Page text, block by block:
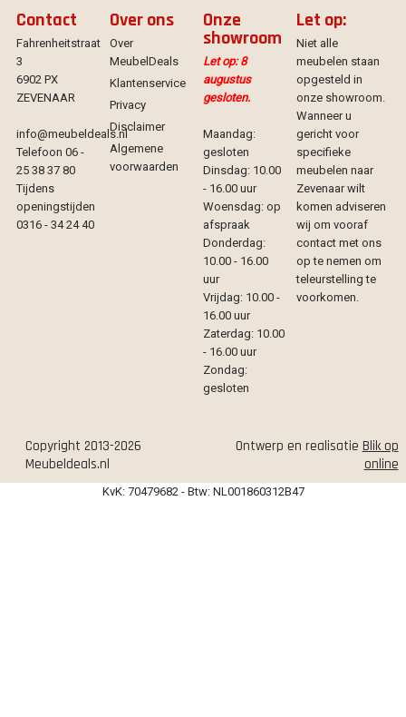
Contact
Fahrenheitstraat
3
6902 PX
ZEVENAAR
info@meubeldeals.nl
Telefoon 06 -
25 38 37 80
Tijdens
openingstijden
0316 - 34 24 40
Over ons
Over
MeubelDeals
Klantenservice
Privacy
Disclaimer
Algemene
voorwaarden
Onze
showroom
Let op: 8
augustus
gesloten.
Maandag:
gesloten
Dinsdag: 10.00
- 16.00 uur
Woensdag: op
afspraak
Donderdag:
10.00 - 16.00
uur
Vrijdag: 10.00 -
16.00 uur
Zaterdag: 10.00
- 16.00 uur
Zondag:
gesloten
Let op:
Niet alle
meubelen staan
opgesteld in
onze showroom.
Wanneer u
gericht voor
specifieke
meubelen naar
Zevenaar wilt
komen adviseren
wij om vooraf
contact met ons
op te nemen om
teleurstelling te
voorkomen.
Copyright 2013-2026
Meubeldeals.nl
Ontwerp en realisatie Blik op
online
KvK: 70479682 - Btw: NL001860312B47